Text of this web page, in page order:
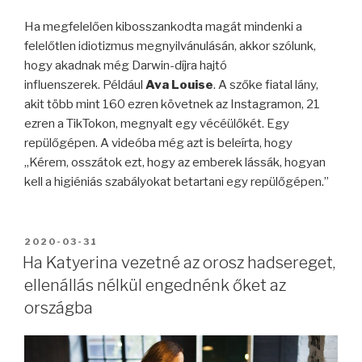
Ha megfelelően kibosszankodta magát mindenki a
felelőtlen idiotizmus megnyilvánulásán, akkor szólunk,
hogy akadnak még Darwin-díjra hajtó
influenszerek. Például Ava Louise. A szőke fiatal lány,
akit több mint 160 ezren követnek az Instagramon, 21
ezren a TikTokon, megnyalt egy vécéülőkét. Egy
repülőgépen. A videóba még azt is beleírta, hogy
„Kérem, osszátok ezt, hogy az emberek lássák, hogyan
kell a higiéniás szabályokat betartani egy repülőgépen.”
BEKÜLDVE:
2020-03-31
Ha Katyerina vezetné az orosz hadsereget,
ellenállás nélkül engednénk őket az
országba